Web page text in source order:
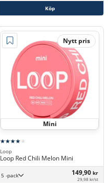
Köp
Nytt pris
Mini
Loop
Loop Red Chili Melon Mini
5 -pack 149,90 kr
29,98 kr/st